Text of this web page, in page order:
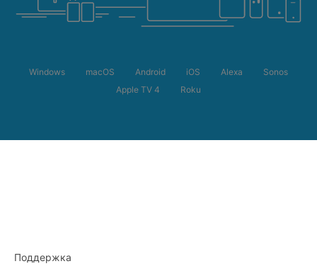
Windows macOS Android iOS Alexa
Sonos
Apple TV 4
Roku
Поддержка